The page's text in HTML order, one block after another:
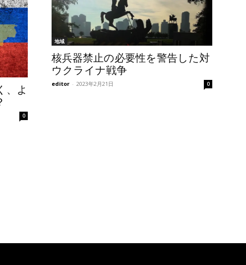
、よ
0
地域
核兵器禁止の必要性を警告した対
ウクライナ戦争
editor - 2023年2月21日 0